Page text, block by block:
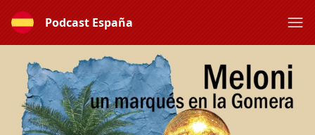
Podcast España